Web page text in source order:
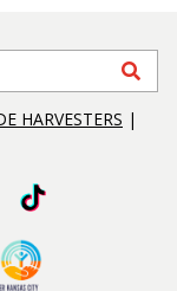
HARVESTERS |